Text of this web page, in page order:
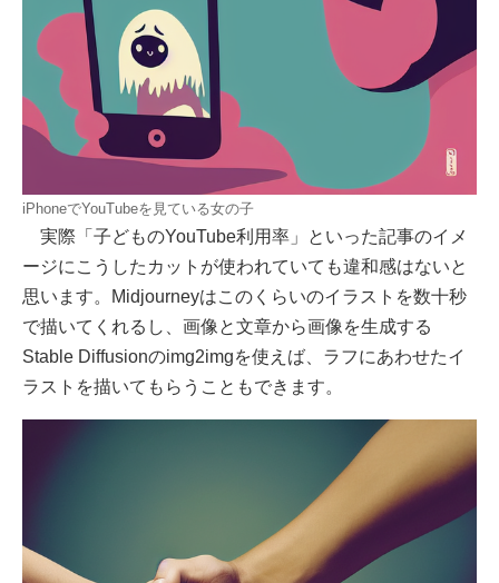
iPhoneでYouTubeを見ている女の子
実際「子どものYouTube利用率」といった記事のイメ
ージにこうしたカットが使われていても違和感はないと
思います。Midjourneyはこのくらいのイラストを数十秒
で描いてくれるし、画像と文章から画像を生成する
Stable Diffusionのimg2imgを使えば、ラフにあわせたイ
ラストを描いてもらうこともできます。